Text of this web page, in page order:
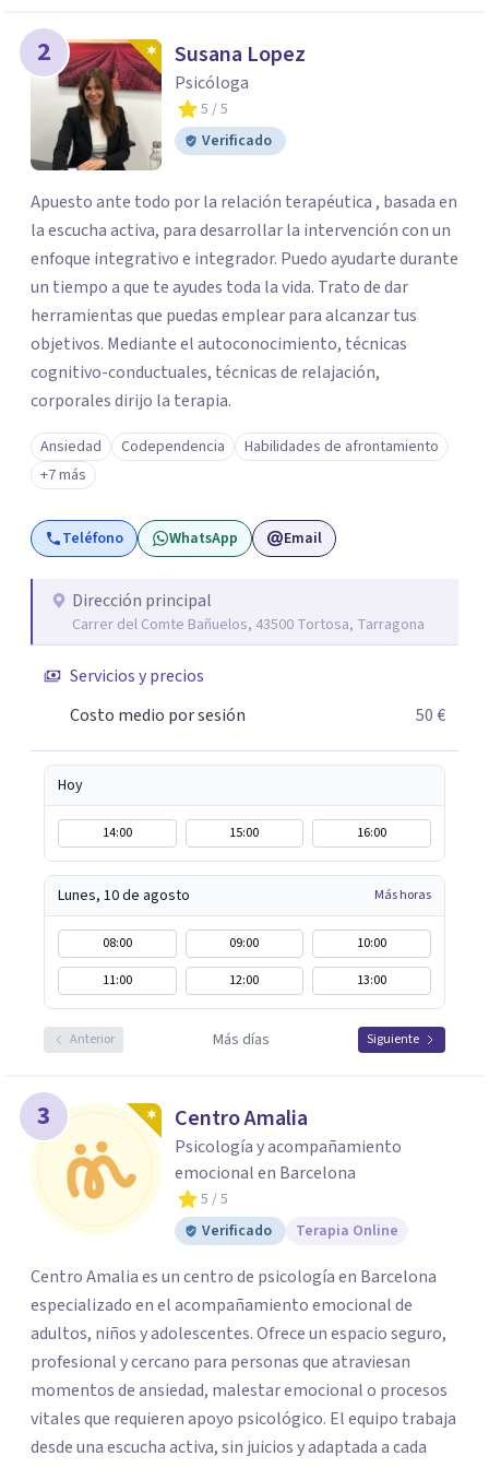
2 Susana Lopez
Psicóloga
5 / 5
Verificado
Apuesto ante todo por la relación terapéutica , basada en
la escucha activa, para desarrollar la intervención con un
enfoque integrativo e integrador. Puedo ayudarte durante
un tiempo a que te ayudes toda la vida. Trato de dar
herramientas que puedas emplear para alcanzar tus
objetivos. Mediante el autoconocimiento, técnicas
cognitivo-conductuales, técnicas de relajación,
corporales dirijo la terapia.
Ansiedad Codependencia
Habilidades de afrontamiento
+7 más
Teléfono WhatsApp Email
Dirección principal
Carrer del Comte Bañuelos, 43500 Tortosa, Tarragona
Servicios y precios
Costo medio por sesión
50 €
Hoy
14:00 15:00 16:00
Lunes, 10 de agosto Más horas
08:00 09:00
10:00
11:00
12:00 13:00
Anterior Más días Siguiente
3 Centro Amalia
Psicología y acompañamiento
emocional en Barcelona
5 / 5
Verificado
Terapia Online
Centro Amalia es un centro de psicología en Barcelona
especializado en el acompañamiento emocional de
adultos, niños y adolescentes. Ofrece un espacio seguro,
profesional y cercano para personas que atraviesan
momentos de ansiedad, malestar emocional o procesos
vitales que requieren apoyo psicológico. El equipo trabaja
desde una escucha activa, sin juicios y adaptada a cada